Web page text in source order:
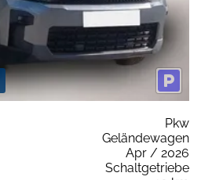
Pkw
Geländewagen
Apr / 2026
Schaltgetriebe